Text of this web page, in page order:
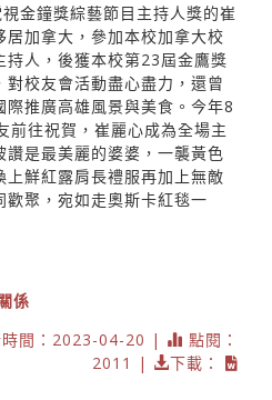
金鐘獎綜藝節目主持人獎的崔
加拿大，參加本校加拿大校
持人，後獲本校第23屆金鷹獎
校友會活動盡心盡力，還曾
推廣高雄風景與美食。今年8
前往祝賀，崔麗心成為全場主
是最美麗的婆婆，一襲黃色
鮮紅露肩長禮服再加上無敵
聚，宛如走奧斯卡紅毯一
係
時間：2023-04-20 |
點閱：
2011 |
下載：